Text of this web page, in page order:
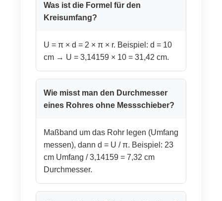
Was ist die Formel für den
Kreisumfang?
U = π × d = 2 × π × r. Beispiel: d = 10
cm → U = 3,14159 × 10 = 31,42 cm.
Wie misst man den Durchmesser
eines Rohres ohne Messschieber?
Maßband um das Rohr legen (Umfang
messen), dann d = U / π. Beispiel: 23
cm Umfang / 3,14159 = 7,32 cm
Durchmesser.